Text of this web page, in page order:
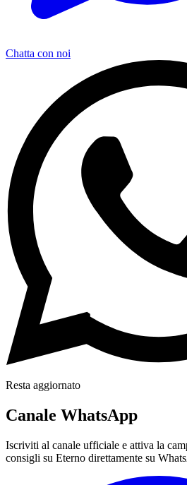
Chatta con noi
Resta aggiornato
Canale WhatsApp
Iscriviti al canale ufficiale e attiva la
consigli su Eterno direttamente su